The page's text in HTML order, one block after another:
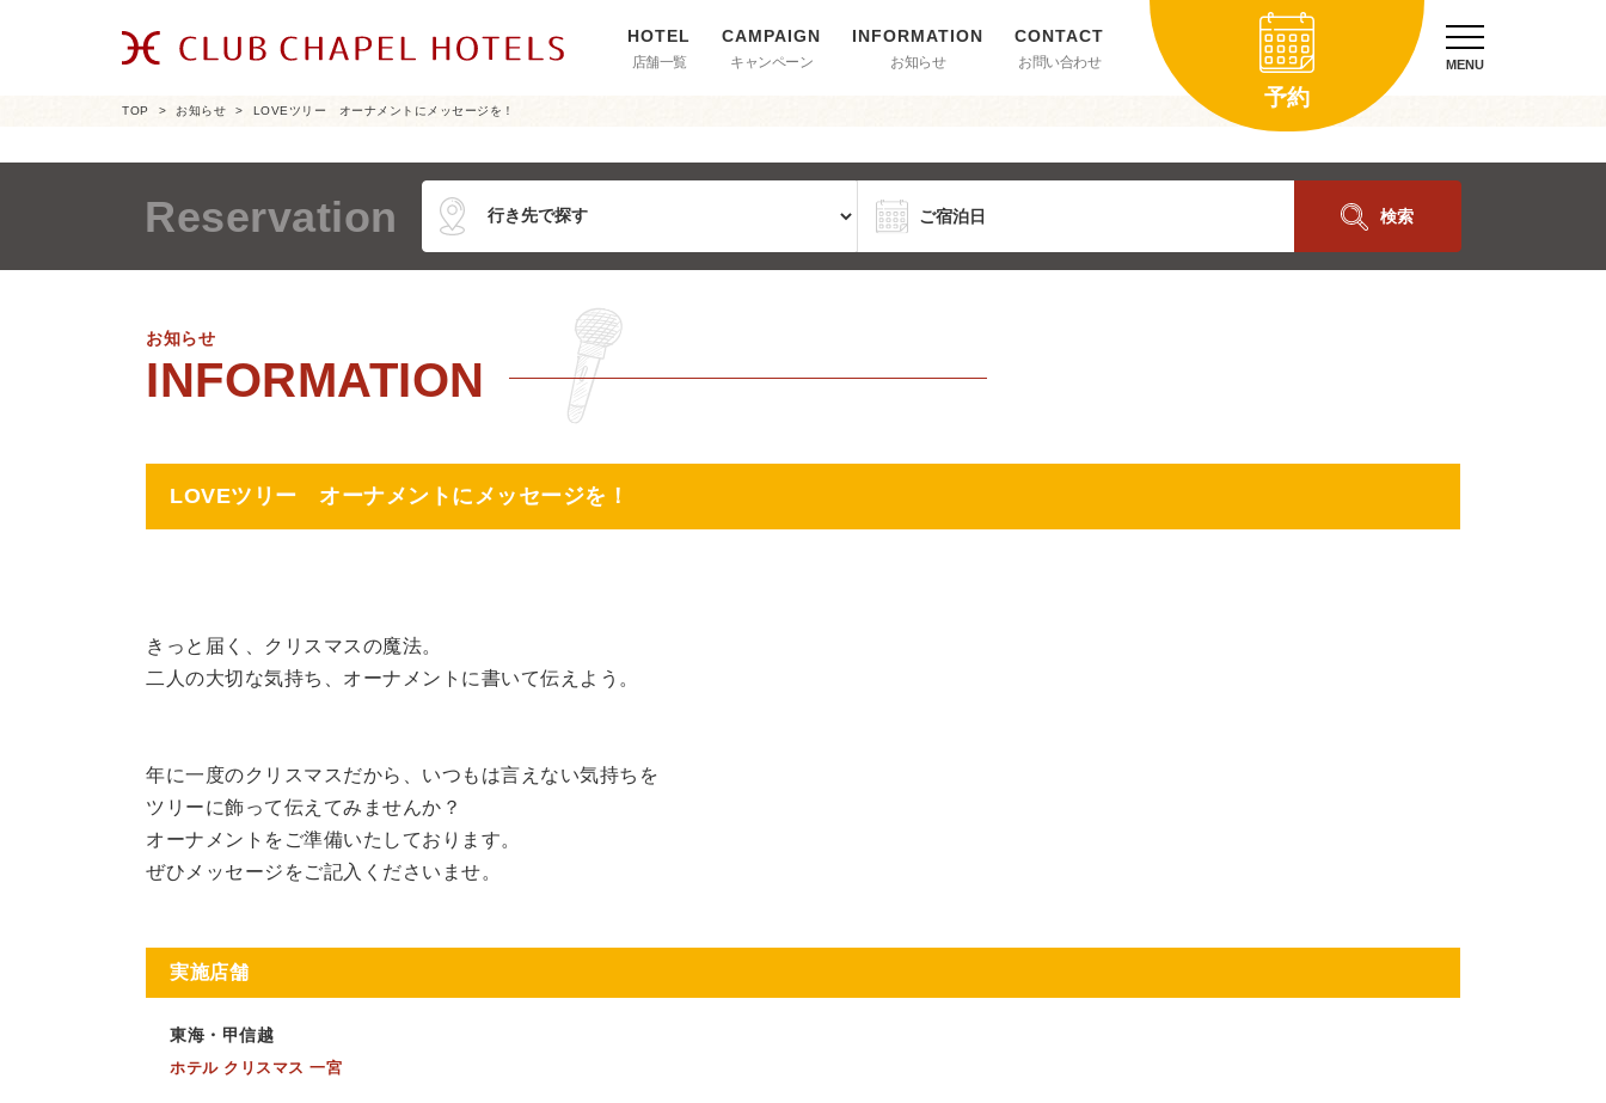
店舗一覧 キャンペーン お知らせ お問い合わせ
予約
MENU
TOP お知らせ LOVEツリー オーナメントにメッセージを！
Reservation 検索
お知らせ
LOVEツリー オーナメントにメッセージを！
きっと届く、クリスマスの魔法。
二人の大切な気持ち、オーナメントに書いて伝えよう。
年に一度のクリスマスだから、いつもは言えない気持ちを
ツリーに飾って伝えてみませんか？
オーナメントをご準備いたしております。
ぜひメッセージをご記入くださいませ。
実施店舗
東海・甲信越
ホテル クリスマス 一宮